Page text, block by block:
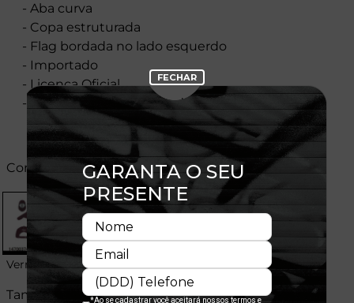
- Aba curva
- Copa estruturada
- Flag bordada no lado esquerdo
- Importado
- Licença Oficial
- Composição:100% Algodão
Cores:
Vermelho
Tamanhos: